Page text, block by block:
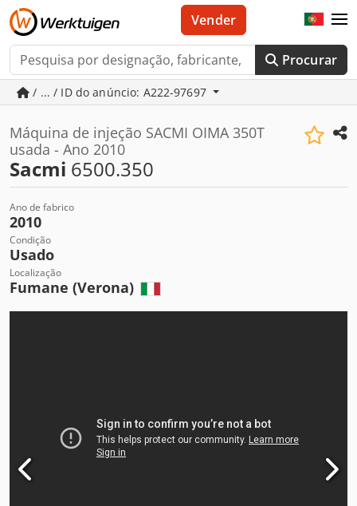
Procurar
Vender
/ ... / ID do anúncio: A222-97697
Máquina de injeção SACMI OIMA 350T
usada - Ano 2010
Sacmi 6500.350
Ano de fabrico
2010
Condição
Usado
Localização
Fumane (Verona)